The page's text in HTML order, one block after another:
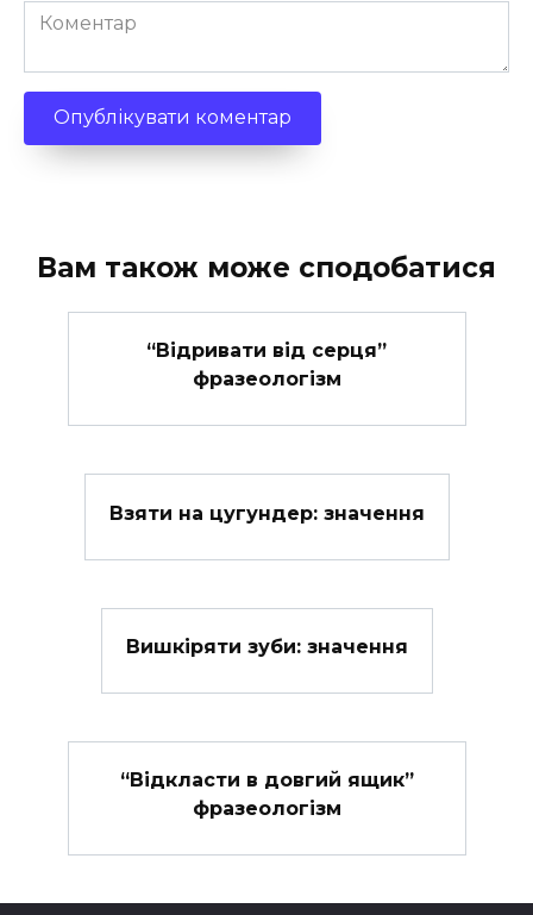
Коментар
Вам також може сподобатися
“Відривати від серця”
фразеологізм
Взяти на цугундер: значення
Вишкіряти зуби: значення
“Відкласти в довгий ящик”
фразеологізм